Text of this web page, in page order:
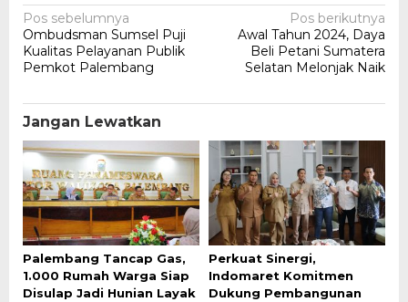
Navigasi
pos
Pos sebelumnya
Ombudsman Sumsel Puji
Kualitas Pelayanan Publik
Pemkot Palembang
Pos berikutnya
Awal Tahun 2024, Daya
Beli Petani Sumatera
Selatan Melonjak Naik
Jangan Lewatkan
Palembang Tancap Gas,
1.000 Rumah Warga Siap
Disulap Jadi Hunian Layak
Perkuat Sinergi,
Indomaret Komitmen
Dukung Pembangunan